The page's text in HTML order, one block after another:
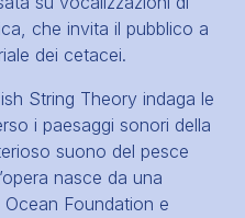
che invita il pubblico a
dei cetacei.
String Theory indaga le
i paesaggi sonori della
suono del pesce
nasce da una
Foundation e